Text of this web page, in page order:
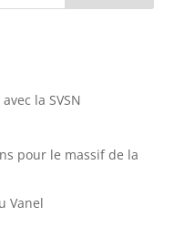
la SVSN
pour le massif de la
Vanel